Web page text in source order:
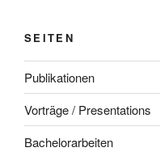
SEITEN
Publikationen
Vorträge / Presentations
Bachelorarbeiten